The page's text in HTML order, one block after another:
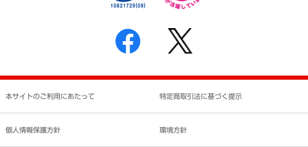
反社会的勢力に対する基本方針
書面による個人情報の開示等の請求の手続きについて
本サイトのご利用にあたって 特定商取引法に基づく提示
個人情報保護方針 環境方針